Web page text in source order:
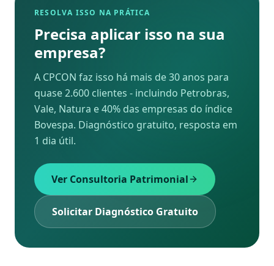
RESOLVA ISSO NA PRÁTICA
Precisa aplicar isso na sua
empresa?
A CPCON faz isso há mais de 30 anos para
quase 2.600 clientes - incluindo Petrobras,
Vale, Natura e 40% das empresas do índice
Bovespa. Diagnóstico gratuito, resposta em
1 dia útil.
Ver Consultoria Patrimonial
Solicitar Diagnóstico Gratuito